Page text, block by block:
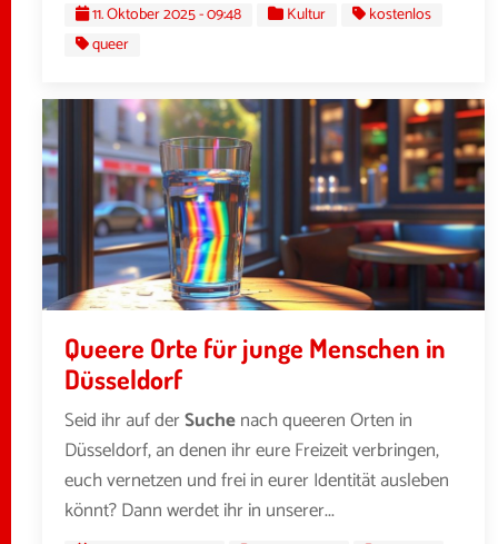
11. Oktober 2025 - 09:48 Kultur
kostenlos
queer
Queere Orte für junge Menschen in
Düsseldorf
Seid ihr auf derSuchenach queeren Orten in
Düsseldorf, an denen ihr eure Freizeit verbringen,
euch vernetzen und frei in eurer Identität ausleben
könnt? Dann werdet ihr in unserer...